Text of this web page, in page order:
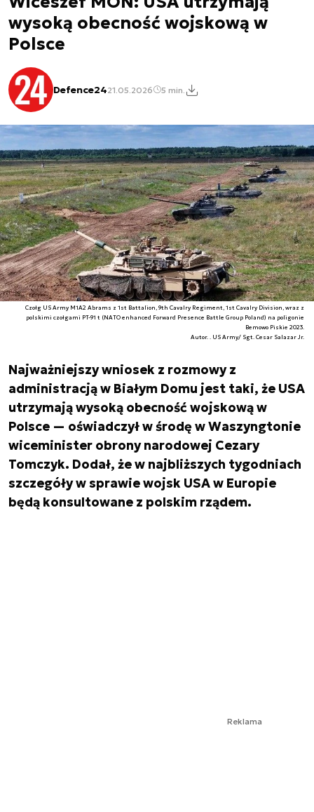
wysoką obecność wojskową w
Polsce
Defence2421.05.2026 5 min.
Czołg US Army M1A2 Abrams z 1st Battalion, 9th Cavalry Regiment, 1st Cavalry Division, wraz z
polskimi czołgami PT-91 t (NATO enhanced Forward Presence Battle Group Poland) na poligonie
Bemowo Piskie 2023.
Autor. . US Army/ Sgt. Cesar Salazar Jr.
Najważniejszy wniosek z rozmowy z
administracją w Białym Domu jest taki, że USA
utrzymają wysoką obecność wojskową w
Polsce — oświadczył w środę w Waszyngtonie
wiceminister obrony narodowej Cezary
Tomczyk. Dodał, że w najbliższych tygodniach
szczegóły w sprawie wojsk USA w Europie
będą konsultowane z polskim rządem.
Reklama